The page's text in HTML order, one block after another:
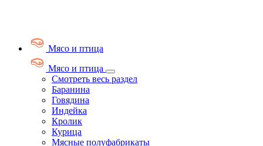
Мясо и птица
Мясо и птица
Смотреть весь раздел
Баранина
Говядина
Индейка
Кролик
Курица
Мясные полуфабрикаты